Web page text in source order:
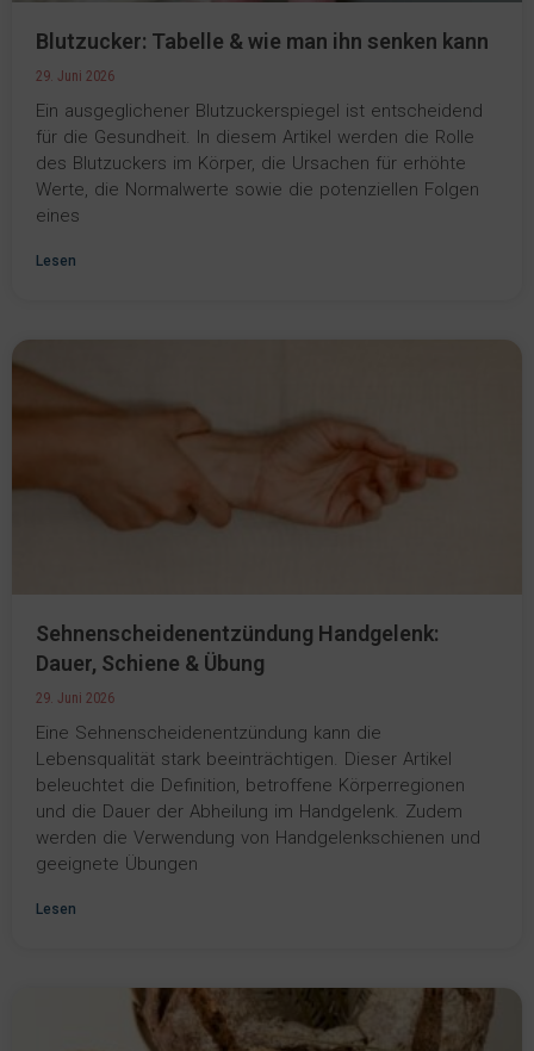
Blutzucker: Tabelle & wie man ihn senken kann
29. Juni 2026
Ein ausgeglichener Blutzuckerspiegel ist entscheidend
für die Gesundheit. In diesem Artikel werden die Rolle
des Blutzuckers im Körper, die Ursachen für erhöhte
Werte, die Normalwerte sowie die potenziellen Folgen
eines
Lesen
Sehnenscheidenentzündung Handgelenk:
Dauer, Schiene & Übung
29. Juni 2026
Eine Sehnenscheidenentzündung kann die
Lebensqualität stark beeinträchtigen. Dieser Artikel
beleuchtet die Definition, betroffene Körperregionen
und die Dauer der Abheilung im Handgelenk. Zudem
werden die Verwendung von Handgelenkschienen und
geeignete Übungen
Lesen